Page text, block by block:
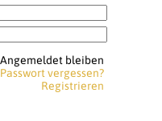
Angemeldet bleiben
Passwort vergessen?
Registrieren